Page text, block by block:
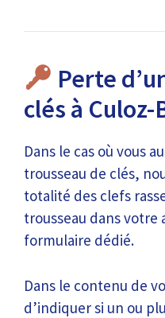
Perte
clés à Culoz-
Dans le cas où vous
trousseau de clés,
totalité des clefs
trousseau dans votre
formulaire dédié.
Dans le contenu de
d’indiquer si un ou